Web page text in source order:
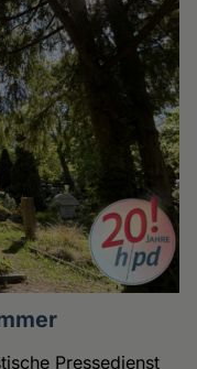
Pressedienst